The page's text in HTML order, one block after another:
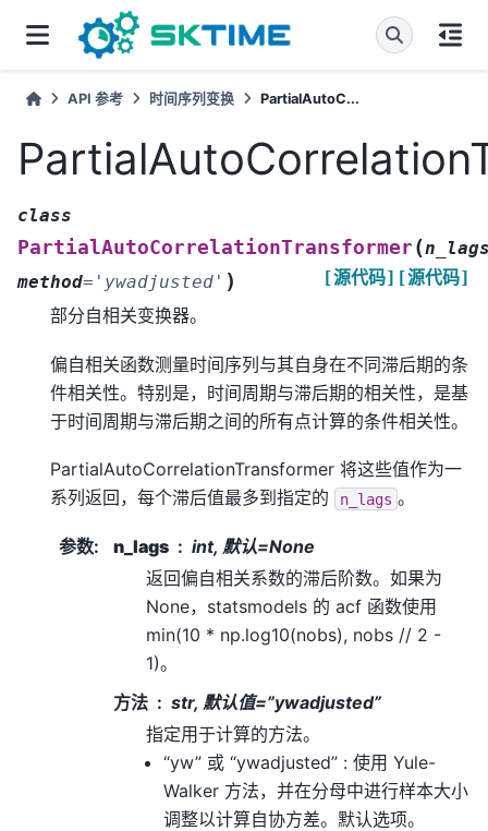
API 参考 时间序列变换 PartialAutoC...
class
PartialAutoCorrelationTransformer(
method= 'ywadjusted' ) [源代码]
[源代码]
部分自相关变换器。
偏自相关函数测量时间序列与其自身在不同滞后期的条
件相关性。特别是，时间周期与滞后期的相关性，是基
于时间周期与滞后期之间的所有点计算的条件相关性。
PartialAutoCorrelationTransformer 将这些值作为一
系列返回，每个滞后值最多到指定的
n_lags 。
参数: n_lags
int, 默认=None
返回偏自相关系数的滞后阶数。如果为
None，statsmodels 的 acf 函数使用
min(10 * np.log10(nobs), nobs // 2 -
1)。
方法
str, 默认值=”ywadjusted”
指定用于计算的方法。
“yw” 或 “ywadjusted” : 使用 Yule-
Walker 方法，并在分母中进行样本大小
调整以计算自协方差。默认选项。